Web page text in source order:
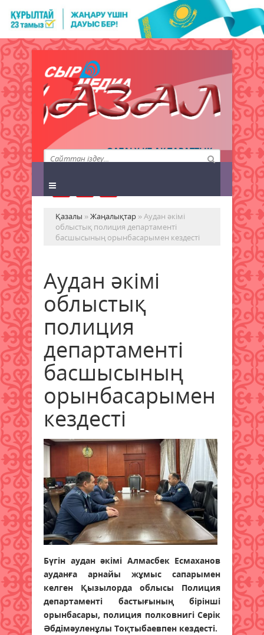
QAZALY.KZ АҚПАРАТТЫҚ
АГЕНТТІГІ
Қазалы »Жаңалықтар » Аудан әкімі
облыстық полиция департаменті
басшысының орынбасарымен кездесті
Аудан әкімі
облыстық
полиция
департаменті
басшысының
орынбасарымен
кездесті
Бүгін аудан әкімі Алмасбек Есмаханов
ауданға арнайы жұмыс сапарымен
келген Қызылорда облысы Полиция
департаменті бастығының бірінші
орынбасары, полиция полковнигі Серік
Әбдімәуленұлы Тоқтыбаевпен кездесті.